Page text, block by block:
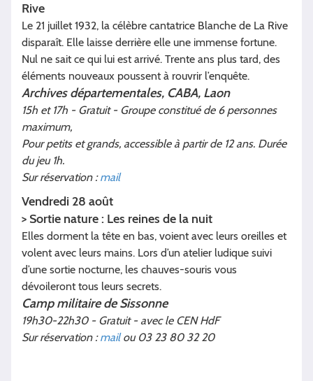
Rive
Le 21 juillet 1932, la célèbre cantatrice Blanche de La Rive
disparaît. Elle laisse derrière elle une immense fortune.
Nul ne sait ce qui lui est arrivé. Trente ans plus tard, des
éléments nouveaux poussent à rouvrir l’enquête.
Archives départementales, CABA, Laon
15h et 17h - Gratuit - Groupe constitué de 6 personnes
maximum,
Pour petits et grands, accessible à partir de 12 ans. Durée
du jeu 1h.
Sur réservation :mail
Vendredi 28 août
> Sortie nature : Les reines de la nuit
Elles dorment la tête en bas, voient avec leurs oreilles et
volent avec leurs mains. Lors d’un atelier ludique suivi
d’une sortie nocturne, les chauves-souris vous
dévoileront tous leurs secrets.
Camp militaire de Sissonne
19h30-22h30 - Gratuit - avec le CEN HdF
Sur réservation :mailou 03 23 80 32 20